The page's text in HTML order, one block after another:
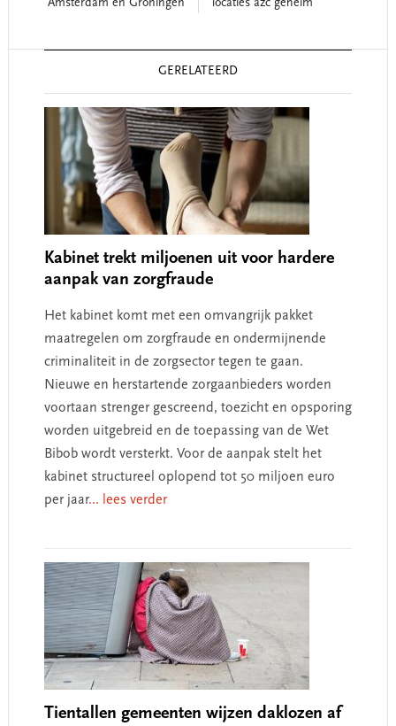
Amsterdam en Groningen
locaties azc geheim
GERELATEERD
Kabinet trekt miljoenen uit voor hardere
aanpak van zorgfraude
Het kabinet komt met een omvangrijk pakket
maatregelen om zorgfraude en ondermijnende
criminaliteit in de zorgsector tegen te gaan.
Nieuwe en herstartende zorgaanbieders worden
voortaan strenger gescreend, toezicht en opsporing
worden uitgebreid en de toepassing van de Wet
Bibob wordt versterkt. Voor de aanpak stelt het
kabinet structureel oplopend tot 50 miljoen euro
per jaar... lees verder
Tientallen gemeenten wijzen daklozen af